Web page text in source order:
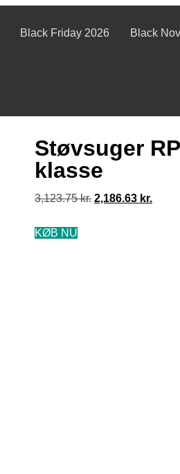
Black Friday 2026 Black
Støvsuger
klasse
3,123.75kr. 2,186.63 kr.
KØB NU